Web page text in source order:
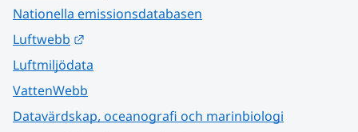
Nationella emissionsdatabasen
Luftwebb
Luftmiljödata
VattenWebb
Datavärdskap, oceanografi och marinbiologi